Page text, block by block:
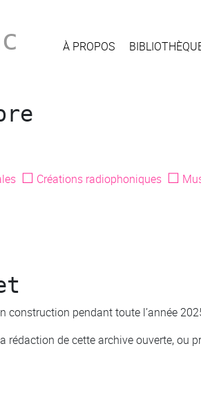
À PROPOS
☐ Créations radiophoniques ☐
construction pendant toute l’année
de cette archive ouverte, ou